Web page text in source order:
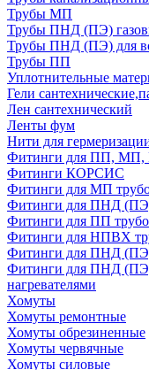
Трубы МП
Трубы ПНД (ПЭ)
Трубы ПНД (ПЭ) для
Трубы ПП
Уплотнительные
Гели
Лен сантехнический
Ленты фум
Нити для
Фитинги для ПП, МП,
Фитинги КОРСИС
Фитинги для МП
Фитинги для ПНД (ПЭ)
Фитинги для ПП
Фитинги для НПВХ
Фитинги для ПНД (ПЭ)
Фитинги для ПНД (ПЭ)
нагревателями
Хомуты
Хомуты ремонтные
Хомуты обрезиненные
Хомуты червячные
Хомуты силовые